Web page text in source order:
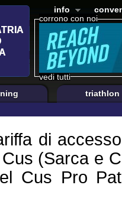
corrono con noi
vedi tutti
info
triathlon
di
(Sarca e
Cus Pro